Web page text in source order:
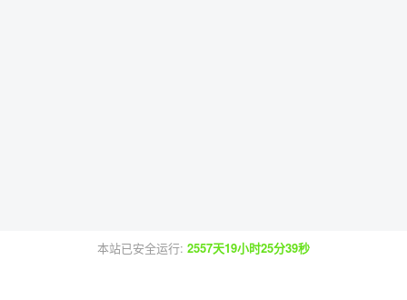
本站已安全运行: 2557天19小时25分39秒